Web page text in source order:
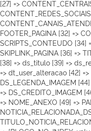
[27] =>
FOOTER_PAGINA [32] =>
SCRIPTS_CONTEUDO [34]
SKIPLINK_PAGINA [36] =>
[38] => ds_titulo [39] =>
=> dt_user_alteracao [42] =>
DS_LEGENDA_IMAGEM
=> DS_CREDITO_IMAGEM
=> NOME_ANEXO [49] =>